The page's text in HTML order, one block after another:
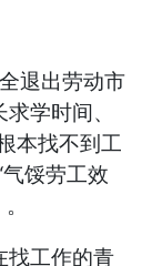
退出劳动市
学时间、
本找不到工
馁劳工效
工作的青